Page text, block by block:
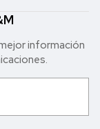
in formación